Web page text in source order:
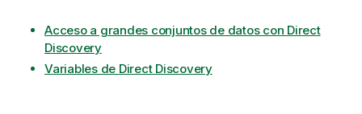
Acceso a grandes conjuntos de datos con Direct
Discovery
Variables de Direct Discovery